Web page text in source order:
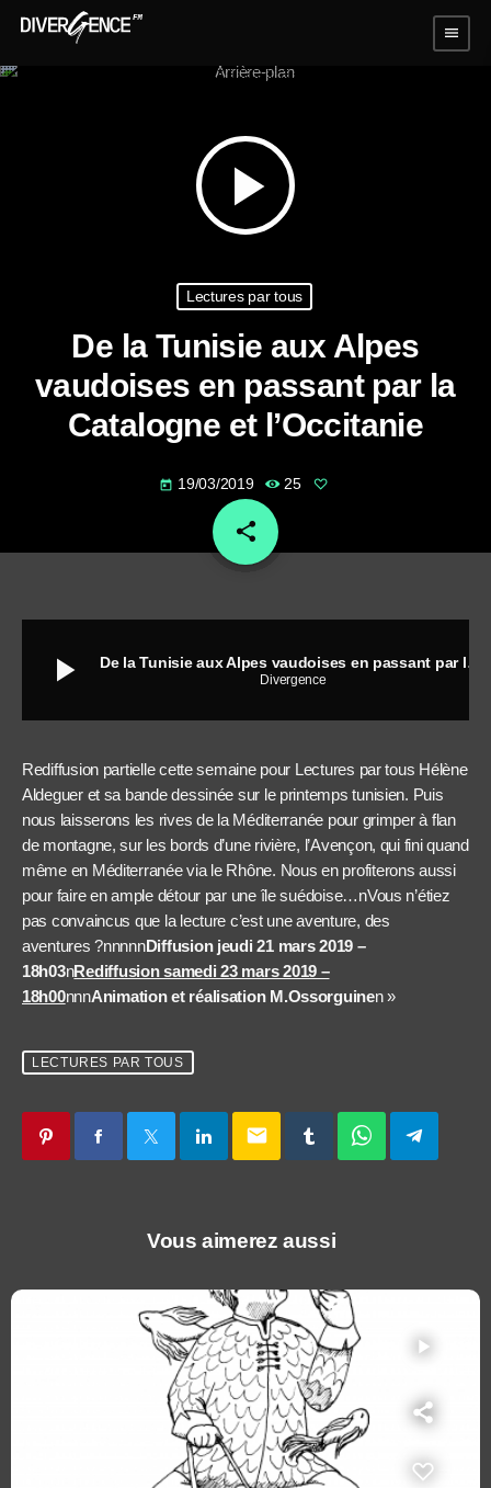
menu
play_arrow
Lectures par tous
De la Tunisie aux Alpes
vaudoises en passant par la
Catalogne et l’Occitanie
today 19/03/2019 25
share
email
play_arrow De la Tunisie aux Alpes vaudoises en passant par la Catalogne et l’Occitanie
Divergence
Rediffusion partielle cette semaine pour Lectures par tous Hélène
Aldeguer et sa bande dessinée sur le printemps tunisien. Puis
nous laisserons les rives de la Méditerranée pour grimper à flan
de montagne, sur les bords d’une rivière, l’Avençon, qui fini quand
même en Méditerranée via le Rhône. Nous en profiterons aussi
pour faire en ample détour par une île suédoise…nVous n’étiez
pas convaincus que la lecture c’est une aventure, des
aventures ?nnnnnDiffusion jeudi 21 mars 2019 –
18h03nRediffusion samedi 23 mars 2019 –
18h00nnnAnimation et réalisation M.Ossorguinen »
LECTURES PAR TOUS
email
Vous aimerez aussi
play_arrow